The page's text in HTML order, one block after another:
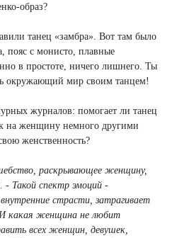
образ?
танец «замбра». Вот там было
пояс с монисто, плавные
в простоте, ничего лишнего. Ты
окружающий мир своим танцем!
журналов: помогает ли танец
на женщину немного другими
женственность?
раскрывающее женщину,
- Такой спектр эмоций -
страсти, затрагивает
И какая женщина не любит
всех женщин, девушек,